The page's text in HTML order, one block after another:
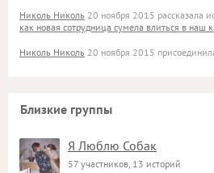
Николь Николь 20 ноября 2015 рассказала
как новая сотрудница сумела влиться в наш
Николь Николь 20 ноября 2015
Близкие группы
Я Люблю Собак
57 участников, 13 историй